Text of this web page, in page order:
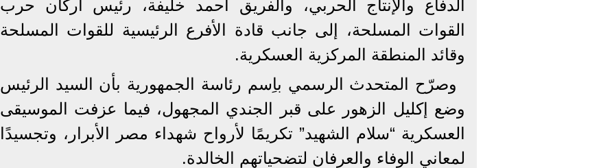
الدفاع والإنتاج الحربي، والفريق أحمد خليفة، رئيس أركان حرب
القوات المسلحة، إلى جانب قادة الأفرع الرئيسية للقوات المسلحة
وقائد المنطقة المركزية العسكرية.
وصرّح المتحدث الرسمي باِسم رئاسة الجمهورية بأن السيد الرئيس
وضع إكليل الزهور على قبر الجندي المجهول، فيما عزفت الموسيقى
العسكرية “سلام الشهيد” تكريمًا لأرواح شهداء مصر الأبرار، وتجسيدًا
لمعاني الوفاء والعرفان لتضحياتهم الخالدة.